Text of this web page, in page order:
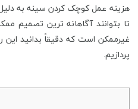
هزینه عمل کوچک کردن سینه به
تا بتوانند آگاهانه ترین تصمیم
غیرممکن است که دقیقاً بدانید
پردازیم.